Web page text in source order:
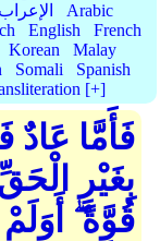
Grammar الإعراب
Arabic
English
French
Korean
Malay
Somali
Spanish
[+]
فَأَمَّا عَادٌ
بِغَيْرِ
قُوَّةً ۖ أَوَلَمْ